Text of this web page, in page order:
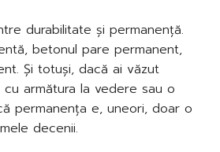
durabilitate și permanență.
betonul pare permanent,
Și totuși, dacă ai văzut
armătura la vedere sau o
permanența e, uneori, doar o
decenii.